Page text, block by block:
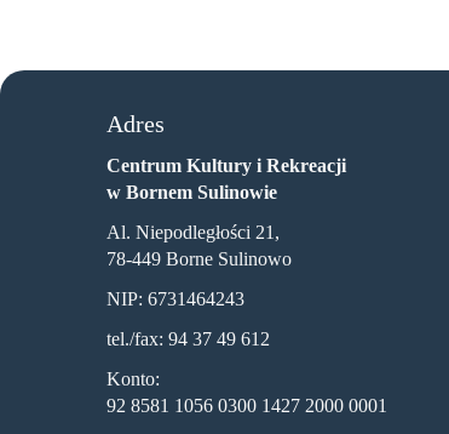
Adres
Centrum Kultury i Rekreacji
w Bornem Sulinowie
Al. Niepodległości 21,
78-449 Borne Sulinowo
NIP: 6731464243
tel./fax: 94 37 49 612
Konto:
92 8581 1056 0300 1427 2000 0001